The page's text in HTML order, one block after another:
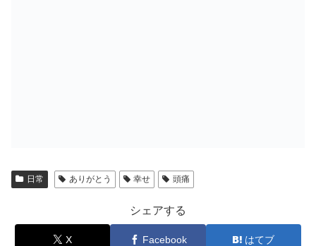
日常 ありがとう 幸せ 頭痛
シェアする
X Facebook はてブ